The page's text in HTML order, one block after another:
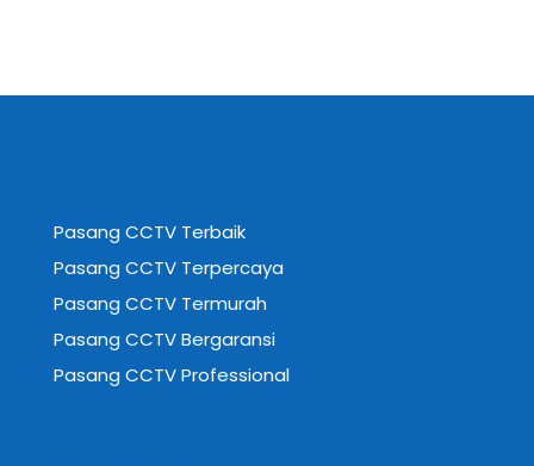
Pasang CCTV Terbaik
Pasang CCTV Terpercaya
Pasang CCTV Termurah
Pasang CCTV Bergaransi
Pasang CCTV Professional